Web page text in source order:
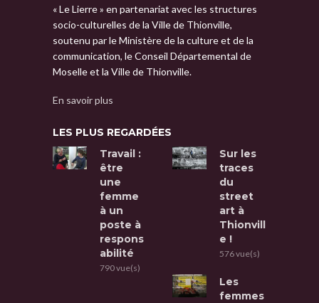
« Le Lierre » en partenariat avec les structures
socio-culturelles de la Ville de Thionville,
soutenu par le Ministère de la culture et de la
communication, le Conseil Départemental de
Moselle et la Ville de Thionville.
En savoir plus
LES PLUS REGARDÉES
Travail :
être
une
femme
à un
poste à
respons
abilité
790 vue(s)
Sur les
traces
du
street
art à
Thionvill
e !
576 vue(s)
Les
femmes